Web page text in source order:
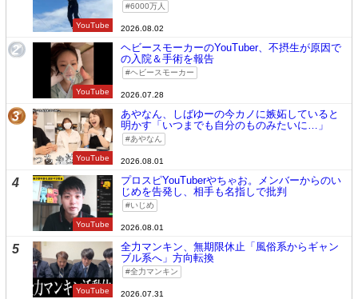
YouTube
6000万人
2026.08.02
2
YouTube
ヘビースモーカーのYouTuber、不摂生が原因で
の入院＆手術を報告
ヘビースモーカー
2026.07.28
3
YouTube
あやなん、しばゆーの今カノに嫉妬していると
明かす「いつまでも自分のものみたいに…」
あやなん
2026.08.01
4
YouTube
プロスピYouTuberやちゃお。メンバーからのい
じめを告発し、相手も名指しで批判
いじめ
2026.08.01
5
YouTube
全力マンキン、無期限休止「風俗系からギャン
ブル系へ」方向転換
全力マンキン
2026.07.31